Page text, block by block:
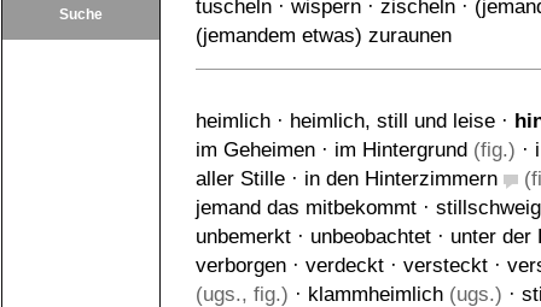
Suche
tuscheln · wispern · zischeln ·
(jemandem etwas) zuraunen
heimlich · heimlich, still und leise ·
im Geheimen · im Hintergrund (fig.) ·
aller Stille · in den Hinterzimmern
jemand das mitbekommt ·
unbemerkt · unbeobachtet · unter der
verborgen · verdeckt · versteckt ·
(ugs., fig.) · klammheimlich (ugs.) ·